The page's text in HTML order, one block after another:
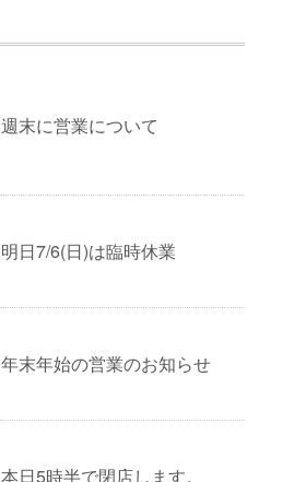
週末に営業について
明日7/6(日)は臨時休業
年末年始の営業のお知らせ
本日5時半で閉店します。